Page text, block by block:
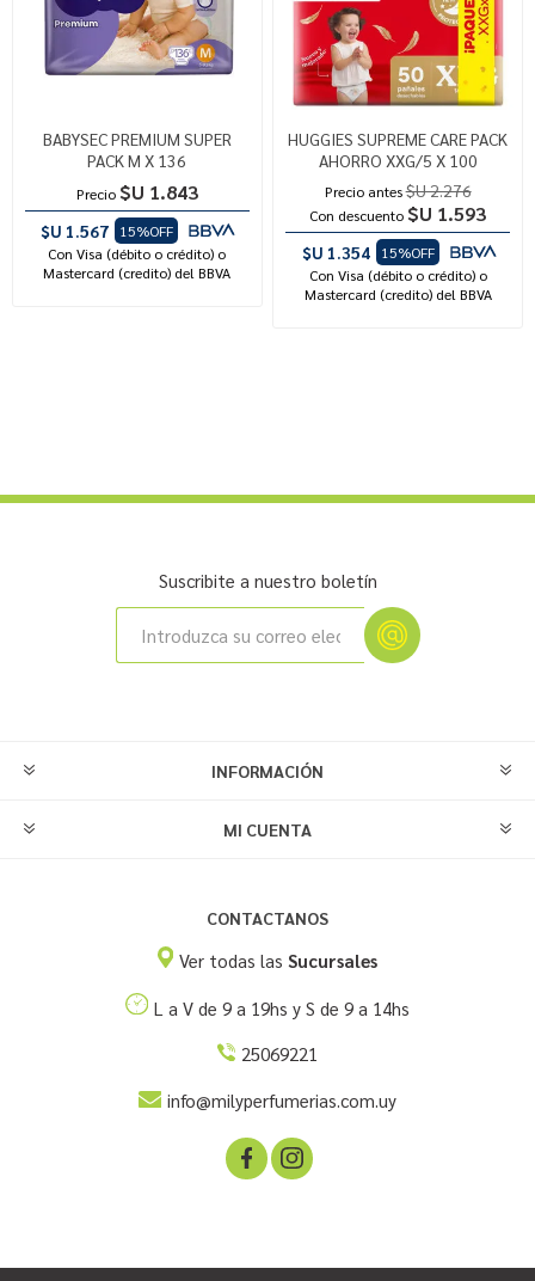
BABYSEC PREMIUM SUPER
PACK M X 136
Precio $U 1.843
$U 1.567
15%OFF
Con Visa (débito o crédito) o
Mastercard (credito) del BBVA
HUGGIES SUPREME CARE PACK
AHORRO XXG/5 X 100
Precio antes$U 2.276
Con descuento $U 1.593
$U 1.354
15%OFF
Con Visa (débito o crédito) o
Mastercard (credito) del BBVA
Suscribite a nuestro boletín
INFORMACIÓN
MI CUENTA
CONTACTANOS
Ver todas las Sucursales
L a V de 9 a 19hs y S de 9 a 14hs
25069221
info@milyperfumerias.com.uy